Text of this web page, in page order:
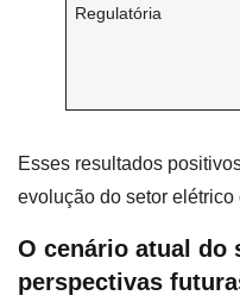
Regulatória
Esses resultados
evolução do setor elétrico
O cenário atual do
perspectivas